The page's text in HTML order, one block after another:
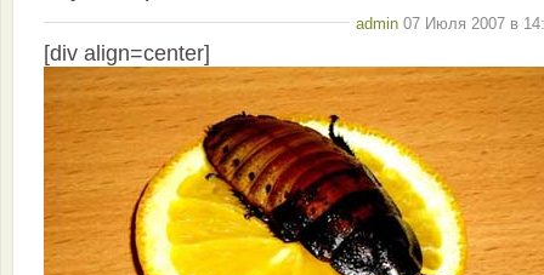
admin 07 Июля 2007 в
[div align=center]